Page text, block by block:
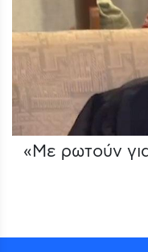
«Με ρωτούν